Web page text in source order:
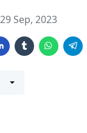
29 Sep, 2023